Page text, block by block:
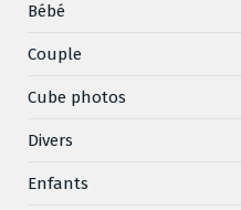
Bébé
Couple
Cube photos
Divers
Enfants